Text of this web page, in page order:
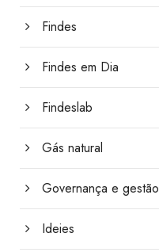
Findes
Findes em Dia
Findeslab
Gás natural
Governança e gestão
Ideies